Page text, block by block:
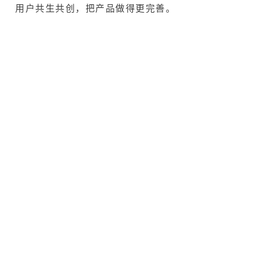
用户共生共创，把产品做得更完善。